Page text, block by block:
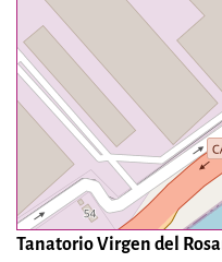
Tanatorio Virgen del